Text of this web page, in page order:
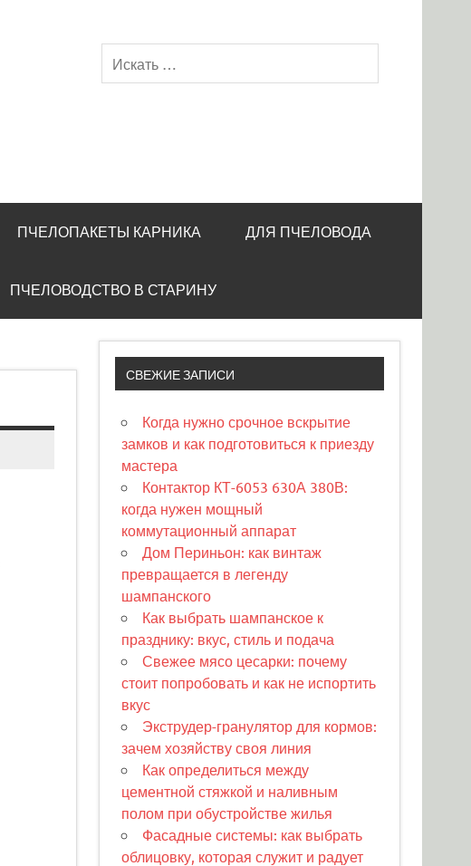
ПЧЕЛОПАКЕТЫ КАРНИКА ДЛЯ ПЧЕЛОВОДА
ПЧЕЛОВОДСТВО В СТАРИНУ
СВЕЖИЕ ЗАПИСИ
Когда нужно срочное вскрытие
замков и как подготовиться к приезду
мастера
Контактор КТ-6053 630А 380В:
когда нужен мощный
коммутационный аппарат
Дом Периньон: как винтаж
превращается в легенду
шампанского
Как выбрать шампанское к
празднику: вкус, стиль и подача
Свежее мясо цесарки: почему
стоит попробовать и как не испортить
вкус
Экструдер-гранулятор для кормов:
зачем хозяйству своя линия
Как определиться между
цементной стяжкой и наливным
полом при обустройстве жилья
Фасадные системы: как выбрать
облицовку, которая служит и радует